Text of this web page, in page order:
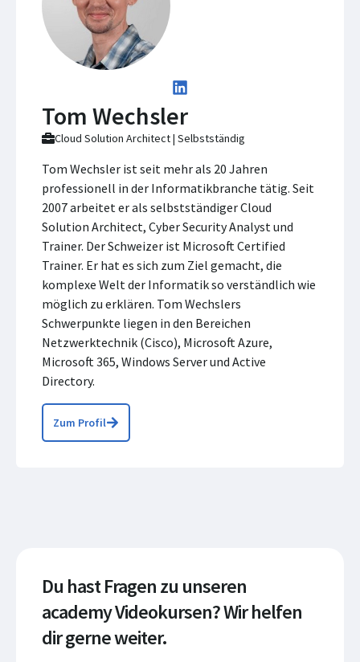
Tom Wechsler
Cloud Solution Architect | Selbstständig
Tom Wechsler ist seit mehr als 20 Jahren
professionell in der Informatikbranche tätig. Seit
2007 arbeitet er als selbstständiger Cloud
Solution Architect, Cyber Security Analyst und
Trainer. Der Schweizer ist Microsoft Certified
Trainer. Er hat es sich zum Ziel gemacht, die
komplexe Welt der Informatik so verständlich wie
möglich zu erklären. Tom Wechslers
Schwerpunkte liegen in den Bereichen
Netzwerktechnik (Cisco), Microsoft Azure,
Microsoft 365, Windows Server und Active
Directory.
Zum Profil
Du hast Fragen zu unseren
academy Videokursen? Wir helfen
dir gerne weiter.